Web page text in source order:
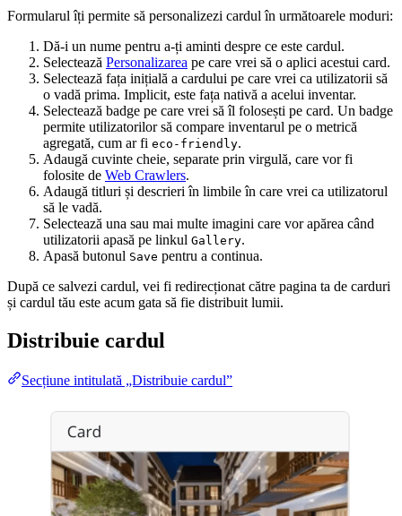
Formularul îți permite să personalizezi cardul în următoarele moduri:
Dă-i un nume pentru a-ți aminti despre ce este cardul.
Selectează Personalizarea pe care vrei să o aplici acestui card.
Selectează fața inițială a cardului pe care vrei ca utilizatorii să
o vadă prima. Implicit, este fața nativă a acelui inventar.
Selectează badge pe care vrei să îl folosești pe card. Un badge
permite utilizatorilor să compare inventarul pe o metrică
agregată, cum ar fi eco-friendly.
Adaugă cuvinte cheie, separate prin virgulă, care vor fi
folosite de Web Crawlers.
Adaugă titluri și descrieri în limbile în care vrei ca utilizatorul
să le vadă.
Selectează una sau mai multe imagini care vor apărea când
utilizatorii apasă pe linkul Gallery.
Apasă butonul Save pentru a continua.
După ce salvezi cardul, vei fi redirecționat către pagina ta de carduri
și cardul tău este acum gata să fie distribuit lumii.
Distribuie cardul
Secțiune intitulată „Distribuie cardul”